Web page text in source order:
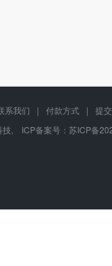
系我们 | 付款方式 |
提
技, ICP备案号： 苏ICP备